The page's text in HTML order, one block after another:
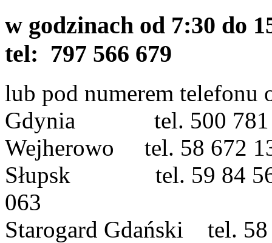
w godzinach od 7:30 do
tel: 797 566 679
lub pod numerem telefonu
Gdynia tel. 500 781
Wejherowo tel. 58 672
Słupsk tel. 59 84 56
063
Starogard Gdański tel. 58